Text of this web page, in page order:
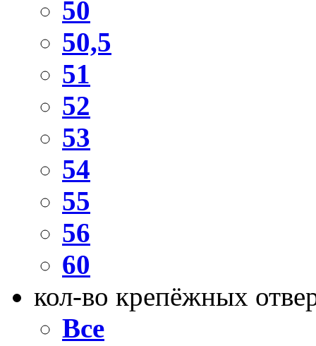
50
50,5
51
52
53
54
55
56
60
кол-во крепёжных
Все